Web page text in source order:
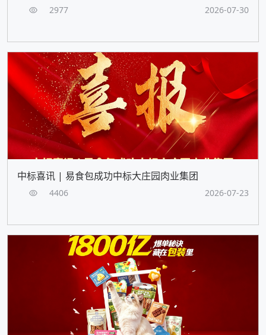
2977 2026-07-30
中标喜讯 | 易食包成功中标大庄园肉业集团
4406 2026-07-23